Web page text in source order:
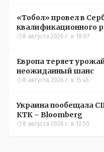
«Тобол» провел в
квалификационного
УЕФА
8 августа 2026 г. в 18:07
Европа теряет
неожиданный шанс
8 августа 2026 г. в 15:45
Украина пообещала
КТК – Bloomberg
8 августа 2026 г. в 13:50